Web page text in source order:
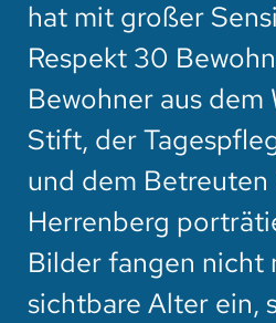
hat mit großer
Respekt 30
Bewohner aus
Stift, der
und dem Betreuten
Herrenberg
Bilder fangen nicht
sichtbare Alter ein,